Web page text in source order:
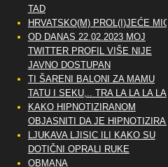
TAD
HRVATSKO(M) PROL(I)JEĆE MIG
OD DANAS 22.02.2023 MOJ
TWITTER PROFIL VIŠE NIJE
JAVNO DOSTUPAN
TI ŠARENI BALONI ZA MAMU
TATU I SEKU,.. TRA LA LA LA LA
KAKO HIPNOTIZIRANOM
OBJASNITI DA JE HIPNOTIZIRAN
LJUKAVA LJISIC ILI KAKO SU
DOTIČNI OPRALI RUKE
OBMANA